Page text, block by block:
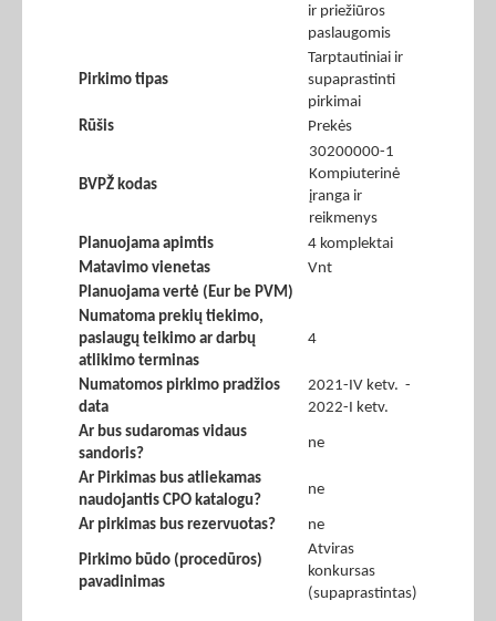
ir priežiūros
paslaugomis
Pirkimo tipas
Tarptautiniai ir
supaprastinti
pirkimai
Rūšis
Prekės
BVPŽ kodas
30200000-1
Kompiuterinė
įranga ir
reikmenys
Planuojama apimtis
4 komplektai
Matavimo vienetas
Vnt
Planuojama vertė (Eur be PVM)
Numatoma prekių tiekimo,
paslaugų teikimo ar darbų
atlikimo terminas
4
Numatomos pirkimo pradžios
data
2021-IV ketv. -
2022-I ketv.
Ar bus sudaromas vidaus
sandoris?
ne
Ar Pirkimas bus atliekamas
naudojantis CPO katalogu?
ne
Ar pirkimas bus rezervuotas? ne
Pirkimo būdo (procedūros)
pavadinimas
Atviras
konkursas
(supaprastintas)